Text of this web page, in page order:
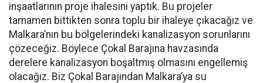
inşaatlarının proje ihalesini yaptık. Bu projeler
tamamen bittikten sonra toplu bir ihaleye çıkacağız ve
Malkara’nın bu bölgelerindeki kanalizasyon sorunlarını
çözeceğiz. Böylece Çokal Barajına havzasında
derelere kanalizasyon boşaltmış olmasını engellemiş
olacağız. Biz Çokal Barajından Malkara’ya su